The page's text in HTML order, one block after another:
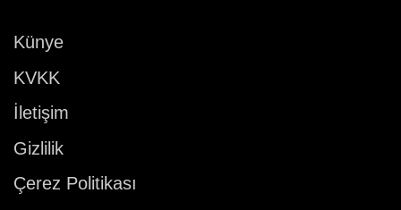
Künye
KVKK
İletişim
Gizlilik
Çerez Politikası